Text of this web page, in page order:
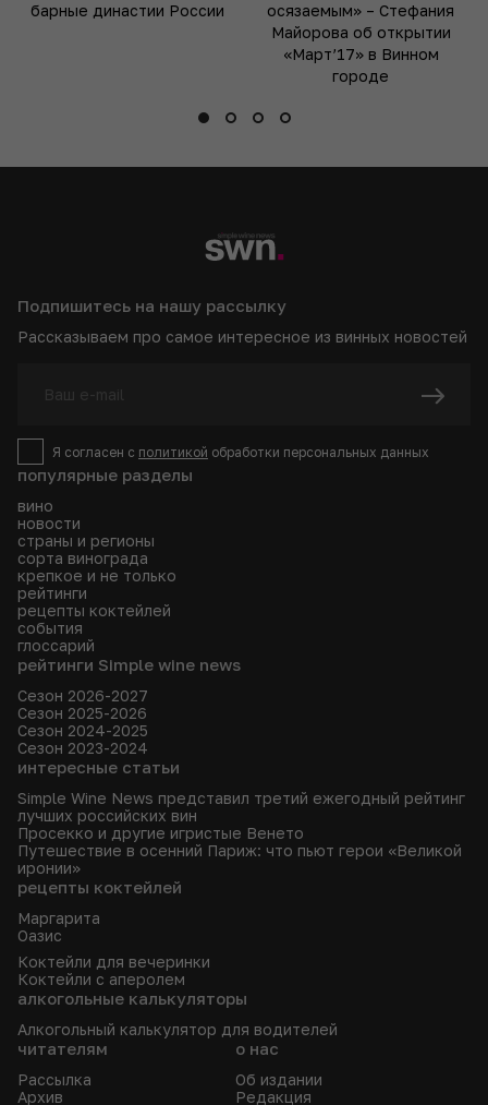
барные династии России
осязаемым» – Стефания
Майорова об открытии
«Март’17» в Винном
городе
популярные разделы
вино
новости
страны и регионы
сорта винограда
крепкое и не только
рейтинги
рецепты коктейлей
события
глоссарий
рейтинги Simple wine news
Сезон 2026-2027
Сезон 2025-2026
Сезон 2024-2025
Сезон 2023-2024
интересные статьи
Simple Wine News представил третий ежегодный рейтинг
лучших российских вин
Просекко и другие игристые Венето
Путешествие в осенний Париж: что пьют герои «Великой
иронии»
рецепты коктейлей
Маргарита
Оазис
Коктейли для вечеринки
Коктейли с аперолем
алкогольные калькуляторы
Алкогольный калькулятор для водителей
читателям
Рассылка
Архив
о нас
Об издании
Редакция
Подпишитесь на нашу рассылку
Рассказываем про самое интересное из винных новостей
Я согласен с политикой обработки персональных данных